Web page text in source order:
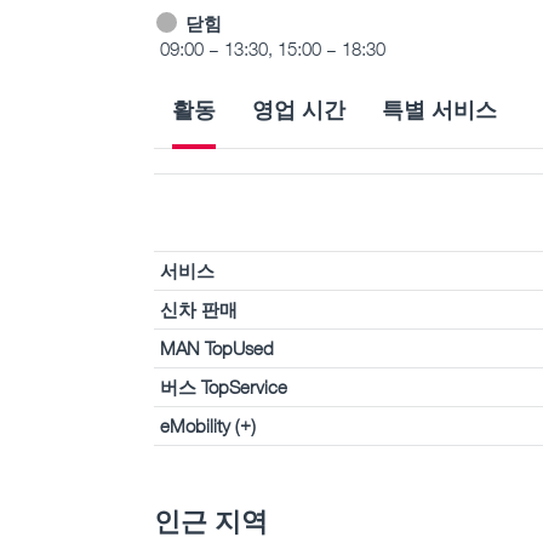
닫힘
09:00 – 13:30, 15:00 – 18:30
활동 영업 시간 특별 서비스
서비스
신차 판매
MAN TopUsed
버스 TopService
eMobility (+)
인근 지역